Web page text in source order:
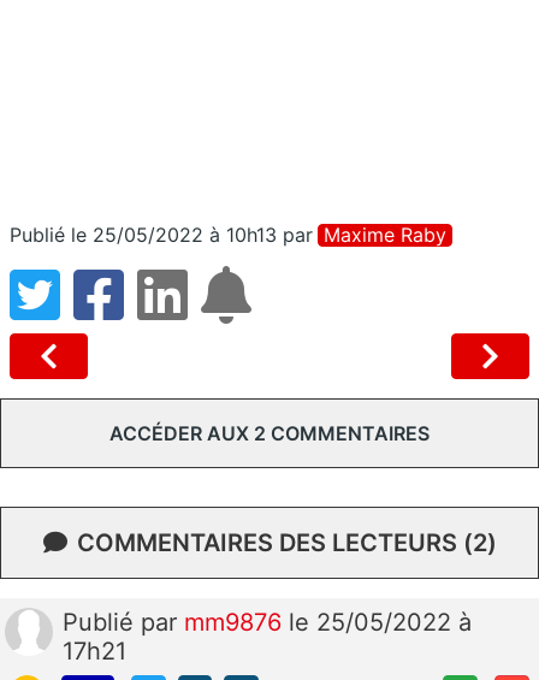
Publié le 25/05/2022 à 10h13 par Maxime Raby
ACCÉDER AUX 2 COMMENTAIRES
COMMENTAIRES DES LECTEURS (2)
Publié par mm9876 le 25/05/2022 à
17h21